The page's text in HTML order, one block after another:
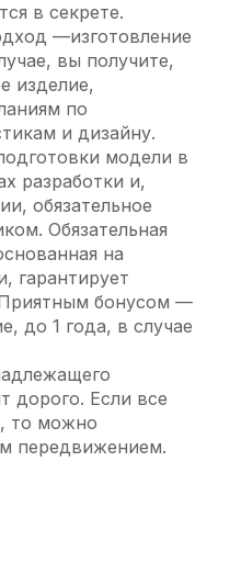
в секрете.
—изготовление
вы получите,
изделие,
по
и дизайну.
модели в
разработки и,
обязательное
Обязательная
на
гарантирует
Приятным бонусом —
до 1 года, в случае
дорого. Если все
то можно
передвижением.